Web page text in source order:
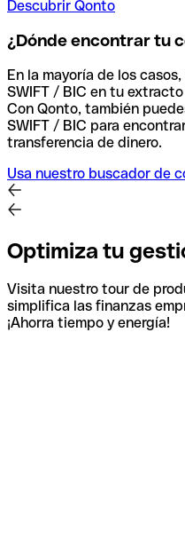
Descubrir Qonto
¿Dónde encontrar tu
En la mayoría de los
SWIFT / BIC en tu
Con Qonto, también
SWIFT / BIC para
transferencia de dinero.
Usa nuestro buscador de
Optimiza tu
Visita nuestro tour de
simplifica las finanzas
¡Ahorra tiempo y energía!